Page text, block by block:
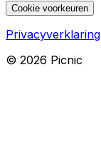
Cookie voorkeuren
Privacyverklaring
© 2026 Picnic